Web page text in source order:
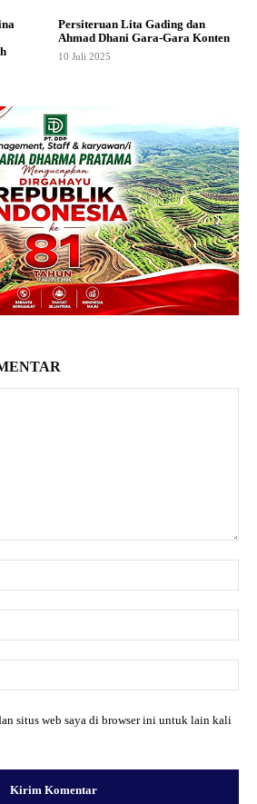
Persiteruan Lita Gading dan
Ahmad Dhani Gara-Gara Konten
10 Juli 2025
situs web saya di browser ini untuk lain kali